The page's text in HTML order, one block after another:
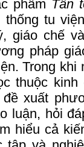
phẩm Tân
tu
giáo chế
pháp
Trong khi
thuộc kinh
xuất
luận, hỏi
hiểu cả